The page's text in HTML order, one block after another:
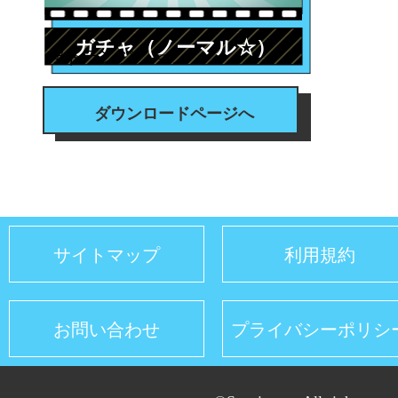
#トランジション
ガチャ（ノーマル☆）
ダウンロードページへ
サイトマップ 利用規約
お問い合わせ プライバシーポリシ